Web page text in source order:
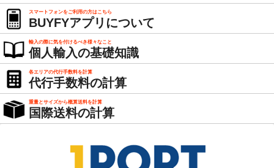
スマートフォンをご利用の方はこちら
BUYFYアプリについて
輸入の際に気を付けるべき様々なこと
個人輸入の基礎知識
各エリアの代行手数料を計算
代行手数料の計算
重量とサイズから概算送料を計算
国際送料の計算